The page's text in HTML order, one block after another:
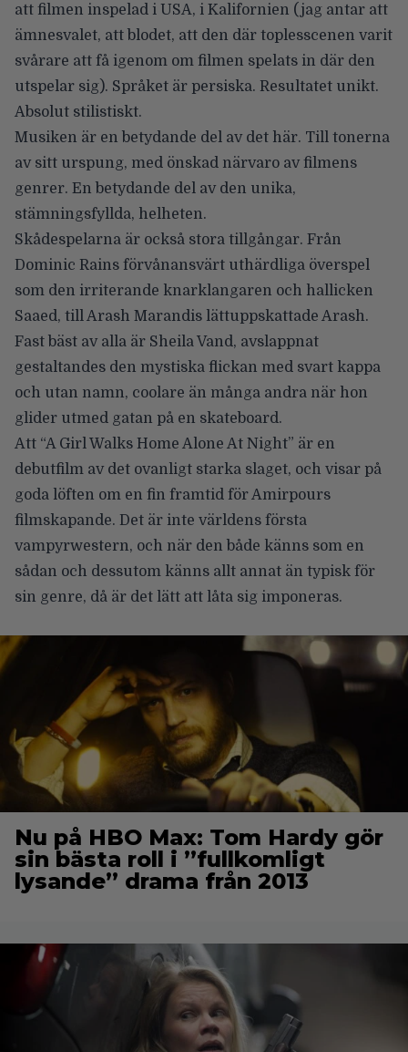
att filmen inspelad i USA, i Kalifornien (jag antar att
ämnesvalet, att blodet, att den där toplesscenen varit
svårare att få igenom om filmen spelats in där den
utspelar sig). Språket är persiska. Resultatet unikt.
Absolut stilistiskt.
Musiken är en betydande del av det här. Till tonerna
av sitt urspung, med önskad närvaro av filmens
genrer. En betydande del av den unika,
stämningsfyllda, helheten.
Skådespelarna är också stora tillgångar. Från
Dominic Rains förvånansvärt uthärdliga överspel
som den irriterande knarklangaren och hallicken
Saaed, till Arash Marandis lättuppskattade Arash.
Fast bäst av alla är Sheila Vand, avslappnat
gestaltandes den mystiska flickan med svart kappa
och utan namn, coolare än många andra när hon
glider utmed gatan på en skateboard.
Att “A Girl Walks Home Alone At Night” är en
debutfilm av det ovanligt starka slaget, och visar på
goda löften om en fin framtid för Amirpours
filmskapande. Det är inte världens första
vampyrwestern, och när den både känns som en
sådan och dessutom känns allt annat än typisk för
sin genre, då är det lätt att låta sig imponeras.
Nu på HBO Max: Tom Hardy gör
sin bästa roll i ”fullkomligt
lysande” drama från 2013